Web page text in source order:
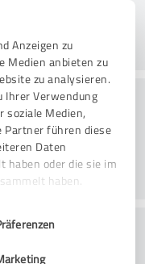
Anzeigen zu
Medien anbieten zu
zu analysieren.
Ihrer Verwendung
soziale Medien,
Partner führen diese
Daten
haben oder die sie im
haben.